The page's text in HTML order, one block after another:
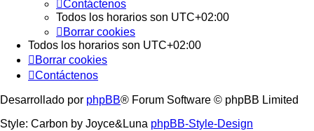
Contáctenos
Todos los horarios son UTC+02:00
Borrar cookies
Todos los horarios son UTC+02:00
Borrar cookies
Contáctenos
Desarrollado por phpBB® Forum Software © phpBB Limited
Style: Carbon by Joyce&Luna phpBB-Style-Design